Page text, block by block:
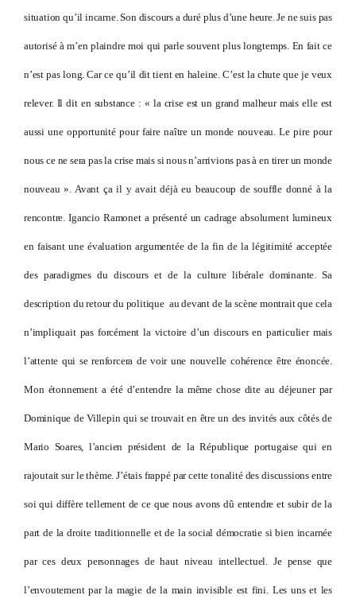
situation qu’il incarne. Son discours a duré plus d’une heure. Je ne suis pas
autorisé à m’en plaindre moi qui parle souvent plus longtemps. En fait ce
n’est pas long. Car ce qu’il dit tient en haleine. C’est la chute que je veux
relever. Il dit en substance : « la crise est un grand malheur mais elle est
aussi une opportunité pour faire naître un monde nouveau. Le pire pour
nous ce ne sera pas la crise mais si nous n’arrivions pas à en tirer un monde
nouveau ». Avant ça il y avait déjà eu beaucoup de souffle donné à la
rencontre. Igancio Ramonet a présenté un cadrage absolument lumineux
en faisant une évaluation argumentée de la fin de la légitimité acceptée
des paradigmes du discours et de la culture libérale dominante. Sa
description du retour du politique au devant de la scène montrait que cela
n’impliquait pas forcément la victoire d’un discours en particulier mais
l’attente qui se renforcera de voir une nouvelle cohérence être énoncée.
Mon étonnement a été d’entendre la même chose dite au déjeuner par
Dominique de Villepin qui se trouvait en être un des invités aux côtés de
Mario Soares, l’ancien président de la République portugaise qui en
rajoutait sur le thème. J’étais frappé par cette tonalité des discussions entre
soi qui diffère tellement de ce que nous avons dû entendre et subir de la
part de la droite traditionnelle et de la social démocratie si bien incarnée
par ces deux personnages de haut niveau intellectuel. Je pense que
l’envoutement par la magie de la main invisible est fini. Les uns et les